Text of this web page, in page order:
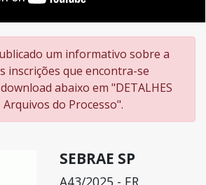
um informativo sobre a
inscrições que encontra-se
abaixo em "DETALHES
Arquivos do Processo".
SEBRAE SP
A43/2025 - ER